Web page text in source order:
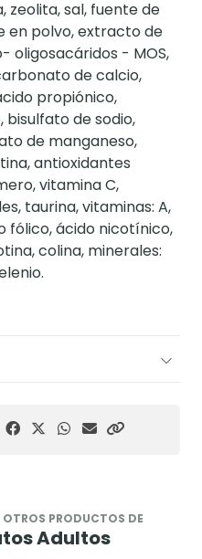
zeolita, sal, fuente de
en polvo, extracto de
oligosacáridos - MOS,
de calcio,
propiónico,
de sodio,
de manganeso,
antioxidantes
vitamina C,
taurina, vitaminas: A,
fólico, ácido nicotínico,
colina, minerales:
OTROS PRODUCTOS DE
Adultos